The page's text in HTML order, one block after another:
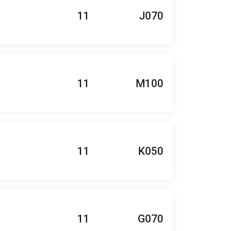
11 J070
11 M100
11 K050
11 G070